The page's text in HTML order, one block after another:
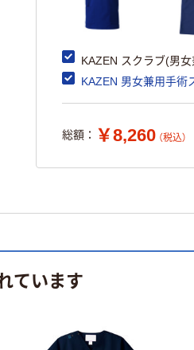
KAZEN スクラブ(男
KAZEN 男女兼用手
総額： ￥8,260 （税込）
ています